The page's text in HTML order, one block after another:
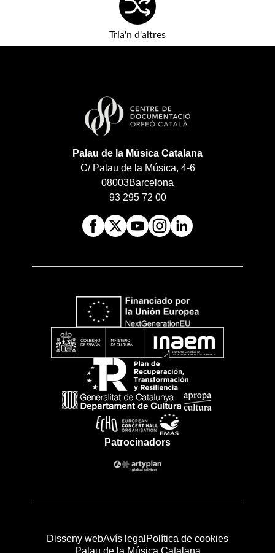
Tria'n d'altres
Palau de la Música Catalana
C/ Palau de la Música, 4-6
08003Barcelona
93 295 72 00
Patrocinadors
Disseny webAvís legal Política de cookies
Palau de la Música Catalana